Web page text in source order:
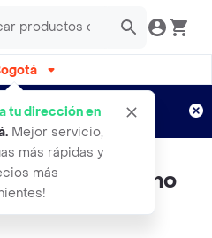
tu dirección en
. Mejor servicio,
más rápidas y
más
semanas
Aplican TyC
Copa de Vino